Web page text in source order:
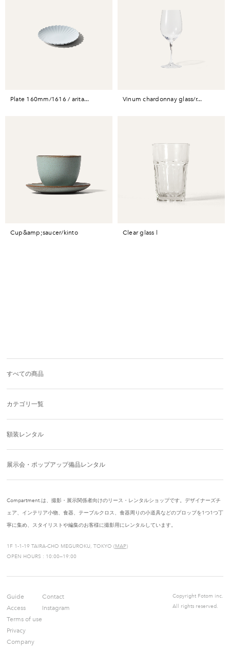
plate 160mm/1616 / arita... vinum chardonnay glass/r...
cup&amp;saucer/kinto clear glass l
すべての商品
カテゴリ一覧
額装レンタル
展示会・ポップアップ備品レンタル
Compartment.は、撮影・展示関係者向けのリース・レンタルショップです。デザイナーズチ
ェア、インテリア小物、食器、テーブルクロス、食器周りの小道具などのプロップを1つ1つ丁
寧に集め、スタイリストや編集のお客様に撮影用にレンタルしています。
1F 1-1-19 TAIRA-CHO MEGUROKU, TOKYO (MAP)
OPEN HOURS : 10:00—19:00
Guide
Access
Terms of use
Privacy
Company
Contact
Instagram
Copyright Fotom inc.
All rights reserved.